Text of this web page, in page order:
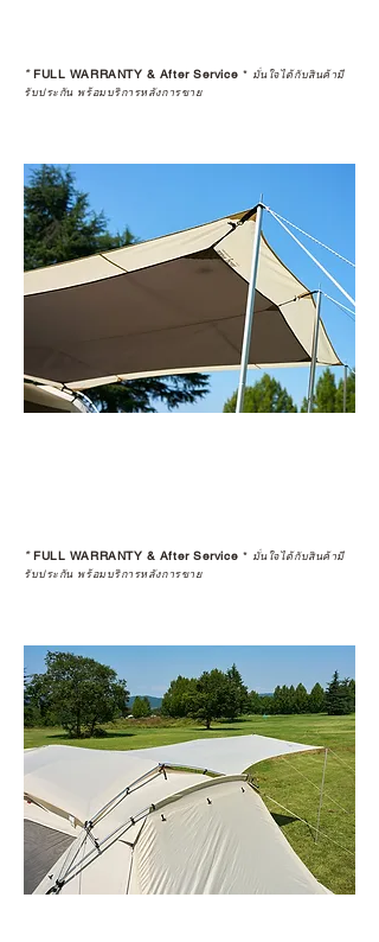
*FULL WARRANTY & After Service * มั่นใจได้กับสินค้ามี
รับประกัน พร้อมบริการหลังการขาย
*FULL WARRANTY & After Service * มั่นใจได้กับสินค้ามี
รับประกัน พร้อมบริการหลังการขาย